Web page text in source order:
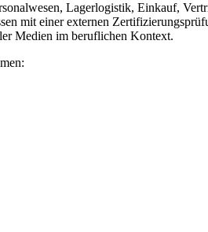
Lagerlogistik, Einkauf,
mit einer externen
Medien im beruflichen Kontext.